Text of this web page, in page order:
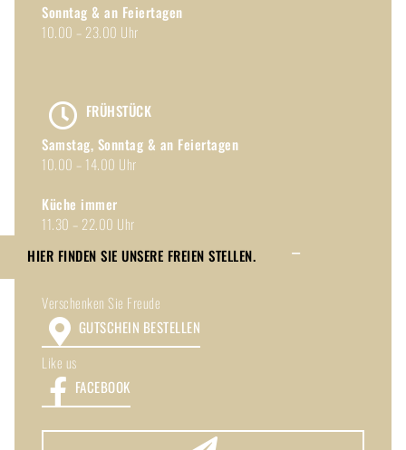
Sonntag & an Feiertagen
10.00 – 23.00 Uhr
FRÜHSTÜCK
Samstag, Sonntag & an Feiertagen
10.00 – 14.00 Uhr
Küche immer
11.30 – 22.00 Uhr
Verschenken Sie Freude
GUTSCHEIN BESTELLEN
Like us
FACEBOOK
HIER FINDEN SIE UNSERE FREIEN STELLEN.